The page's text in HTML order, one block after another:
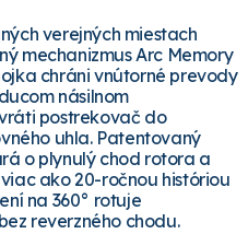
verejných miestach
mechanizmus Arc Memory
chráni vnútorné prevody
násilnom
postrekovač do
uhla. Patentovaný
o plynulý chod rotora a
ako 20-ročnou históriou
na 360° rotuje
reverzného chodu.